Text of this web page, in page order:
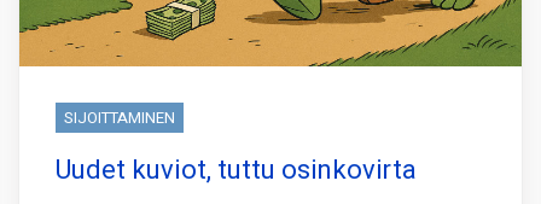
SIJOITTAMINEN
Uudet kuviot, tuttu osinkovirta